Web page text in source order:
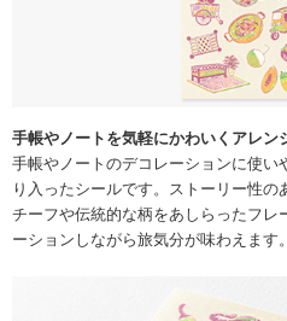
手帳やノートを気軽にかわいくアレン
手帳やノートのデコレーションに使い
り入ったシールです。ストーリー性
チーフや伝統的な柄をあしらったフレ
ーションしながら旅気分が味わえます。